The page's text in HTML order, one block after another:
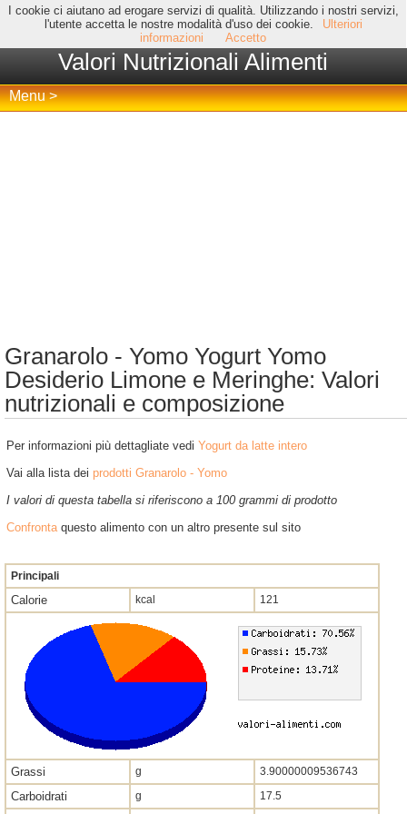
I cookie ci aiutano ad erogare servizi di qualità. Utilizzando i nostri servizi,
l'utente accetta le nostre modalità d'uso dei cookie.
Ulteriori
informazioni
Accetto
Valori Nutrizionali Alimenti
Menu >
Granarolo - Yomo Yogurt Yomo
Desiderio Limone e Meringhe: Valori
nutrizionali e composizione
Per informazioni più dettagliate vedi Yogurt da latte intero
Vai alla lista dei prodotti Granarolo - Yomo
I valori di questa tabella si riferiscono a 100 grammi di prodotto
Confrontaquesto alimento con un altro presente sul sito
Principali
Calorie kcal 121
Grassi g 3.90000009536743
Carboidrati g 17.5